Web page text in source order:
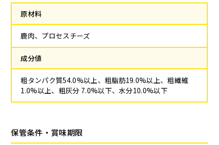
原材料
鹿肉、プロセスチーズ
成分値
粗タンパク質54.0%以上、粗脂肪19.0%以上、粗繊維
1.0%以上、粗灰分 7.0%以下、水分10.0%以下
保管条件・賞味期限